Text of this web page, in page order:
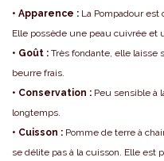
• Apparence : La Pompadour
Elle possède une peau cuivrée et
• Goût : Très fondante, elle laisse
beurre frais.
• Conservation : Peu sensible à
longtemps.
• Cuisson : Pomme de terre à
se délite pas à la cuisson. Elle est